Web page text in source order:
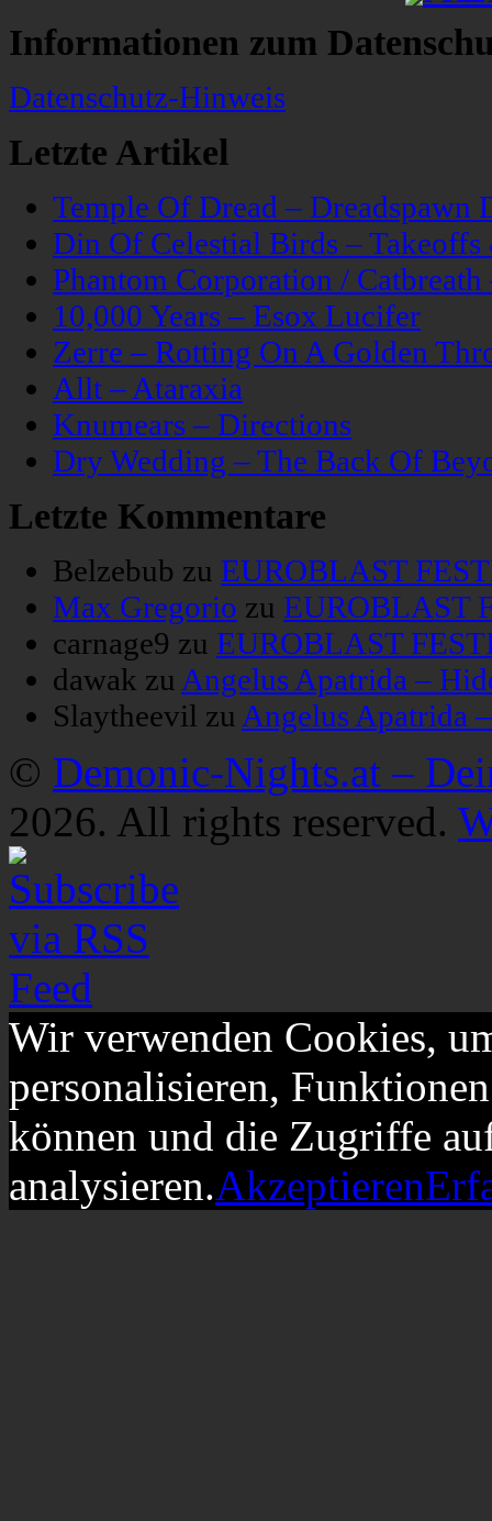
Informationen zum
Datenschutz-Hinweis
Letzte Artikel
Temple Of Dread – Dreadspawn
Din Of Celestial Birds –
Phantom Corporation /
10,000 Years – Esox Lucifer
Zerre – Rotting On A Golden
Allt – Ataraxia
Knumears – Directions
Dry Wedding – The Back Of
Letzte Kommentare
Belzebub zu EUROBLAST
Max Gregorio zu EUROBLAST
carnage9 zu EUROBLAST
dawak zu Angelus Apatrida –
Slaytheevil zu Angelus Apatrida
© Demonic-Nights.at –
2026. All rights reserved.
Wir verwenden Cookies,
personalisieren,
können und die Zugriffe
analysieren.Akzeptieren